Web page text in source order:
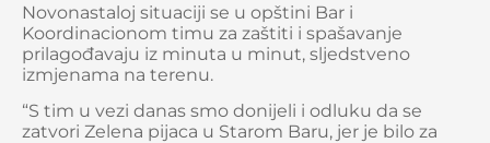
Novonastaloj situaciji se u opštini Bar i
Koordinacionom timu za zaštiti i spašavanje
prilagođavaju iz minuta u minut, sljedstveno
izmjenama na terenu.
“S tim u vezi danas smo donijeli i odluku da se
zatvori Zelena pijaca u Starom Baru, jer je bilo za